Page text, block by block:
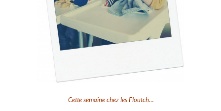
Cette semaine chez les Floutch…